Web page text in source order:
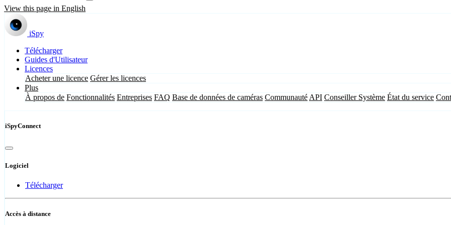
View this page in English
iSpy
Télécharger
Guides d'Utilisateur
Licences
Acheter une licence Gérer les licences
Plus
À propos de Fonctionnalités Entreprises FAQ Base de données de caméras Communauté API Conseiller Système État du service
iSpyConnect
Logiciel
Télécharger
Accès à distance